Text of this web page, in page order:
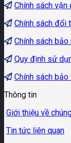
Chính sách vận
Chính sách đổi
Chính sách bảo
Quy định sử
Chính sách
Thông tin
Giới thiệu về
Tin tức liên quan